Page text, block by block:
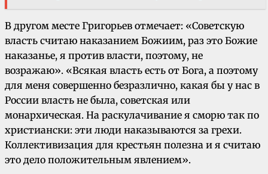
В другом месте Григорьев отмечает: «Советскую
власть считаю наказанием Божиим, раз это Божие
наказанье, я против власти, поэтому, не
возражаю». «Всякая власть есть от Бога, а поэтому
для меня совершенно безразлично, какая бы у нас в
России власть не была, советская или
монархическая. На раскулачивание я сморю так по
христиански: эти люди наказываются за грехи.
Коллективизация для крестьян полезна и я считаю
это дело положительным явлением».